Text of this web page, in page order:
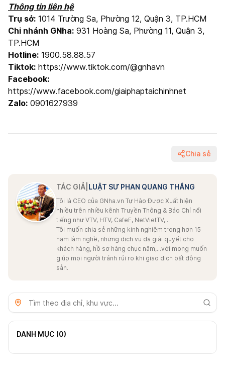
Thông tin liên hệ
Trụ sở: 1014 Trường Sa, Phường 12, Quận 3, TP.HCM
Chi nhánh GNha: 931 Hoàng Sa, Phường 11, Quận 3,
TP.HCM
Hotline: 1900.58.88.57
Tiktok: https://www.tiktok.com/@gnhavn
Facebook:
https://www.facebook.com/giaiphaptaichinhnet
Zalo: 0901627939
Chia sẻ
TÁC GIẢ LUẬT SƯ PHAN QUANG THẮNG
Tôi là CEO của GNha.vn Tự Hào Được Xuất hiện
nhiều trên nhiều kênh Truyền Thông & Báo Chí nổi
tiếng như VTV, HTV, CafeF, NetVietTV,...
Tôi muốn chia sẻ những kinh nghiệm trong hơn 15
năm làm nghề, những dịch vụ đã giải quyết cho
khách hàng, hồ sơ hàng chục năm,...với mong muốn
giúp mọi người tránh rủi ro khi giao dịch bất động
sản.
DANH MỤC (0)